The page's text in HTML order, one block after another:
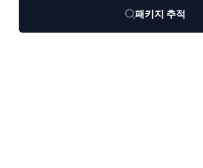
패키지 추적